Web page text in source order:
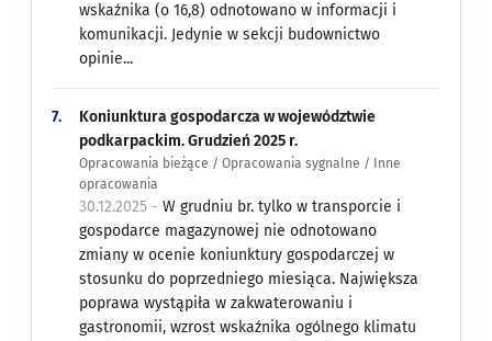
wskaźnika (o 16,8) odnotowano w informacji i
komunikacji. Jedynie w sekcji budownictwo
opinie...
7.
Koniunktura gospodarcza w województwie
podkarpackim. Grudzień 2025 r.
Opracowania bieżące / Opracowania sygnalne / Inne
opracowania
30.12.2025 -W grudniu br. tylko w transporcie i
gospodarce magazynowej nie odnotowano
zmiany w ocenie koniunktury gospodarczej w
stosunku do poprzedniego miesiąca. Największa
poprawa wystąpiła w zakwaterowaniu i
gastronomii, wzrost wskaźnika ogólnego klimatu